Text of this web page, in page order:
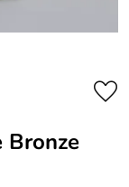
Bronze